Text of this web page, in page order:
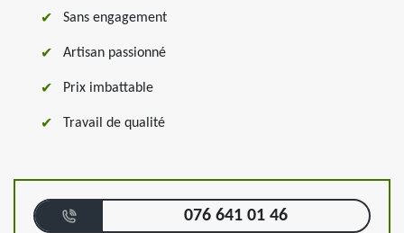
Sans engagement
Artisan passionné
Prix imbattable
Travail de qualité
076 641 01 46